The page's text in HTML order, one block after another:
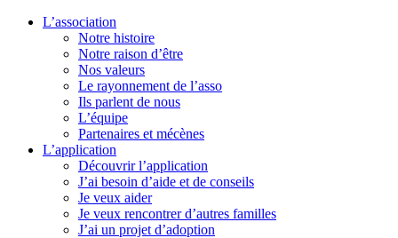
L’association
Notre histoire
Notre raison d’être
Nos valeurs
Le rayonnement de l’asso
Ils parlent de nous
L’équipe
Partenaires et mécènes
L’application
Découvrir l’application
J’ai besoin d’aide et de conseils
Je veux aider
Je veux rencontrer d’autres familles
J’ai un projet d’adoption